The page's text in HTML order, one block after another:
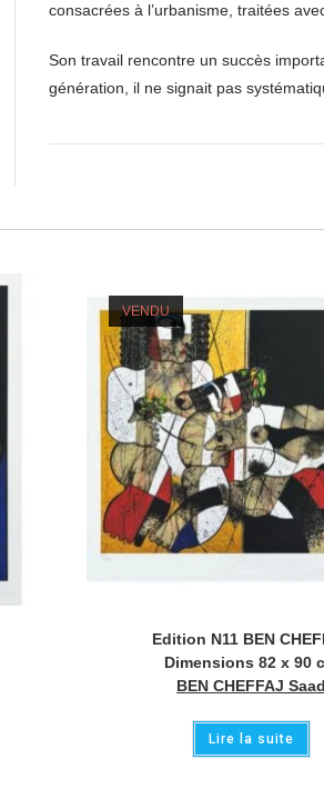
consacrées à l’urbanisme, traitées
Son travail rencontre un succès
génération, il ne signait pas
VENDU
Edition N11 BEN
Dimensions 82 x 90
BEN CHEFFAJ Saad
Lire la suite